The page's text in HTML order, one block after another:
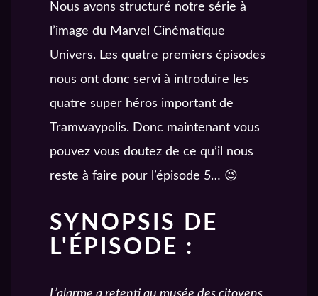
Nous avons structuré notre série à
l’image du Marvel Cinématique
Univers. Les quatre premiers épisodes
nous ont donc servi à introduire les
quatre super héros important de
Tramwaypolis. Donc maintenant vous
pouvez vous doutez de ce qu’il nous
reste à faire pour l’épisode 5… 😉
SYNOPSIS DE
L'ÉPISODE :